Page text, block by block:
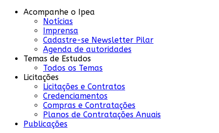
Acompanhe o Ipea
Notícias
Imprensa
Cadastre-se Newsletter Pilar
Agenda de autoridades
Temas de Estudos
Todos os Temas
Licitações
Licitações e Contratos
Credenciamentos
Compras e Contratações
Planos de Contratações Anuais
Publicações